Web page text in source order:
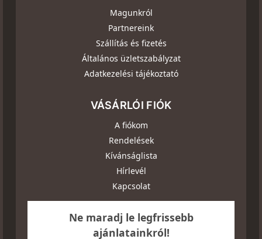
Magunkról
Partnereink
Szállítás és fizetés
Általános üzletszabályzat
Adatkezelési tájékoztató
VÁSÁRLÓI FIÓK
A fiókom
Rendelések
Kívánságlista
Hírlevél
Kapcsolat
Ne maradj le legfrissebb
ajánlatainkról!